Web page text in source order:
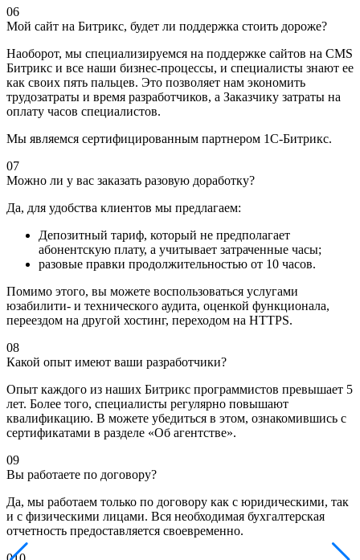
06
Мой сайт на Битрикс, будет ли поддержка стоить дороже?
Наоборот, мы специализируемся на поддержке сайтов на CMS
Битрикс и все наши бизнес-процессы, и специалисты знают ее
как своих пять пальцев. Это позволяет нам экономить
трудозатраты и время разработчиков, а Заказчику затраты на
оплату часов специалистов.
Мы являемся сертифицированным партнером 1С-Битрикс.
07
Можно ли у вас заказать разовую доработку?
Да, для удобства клиентов мы предлагаем:
Депозитный тариф, который не предполагает
абонентскую плату, а учитывает затраченные часы;
разовые правки продолжительностью от 10 часов.
Помимо этого, вы можете воспользоваться услугами
юзабилити- и технического аудита, оценкой функционала,
переездом на другой хостинг, переходом на HTTPS.
08
Какой опыт имеют ваши разработчики?
Опыт каждого из наших Битрикс программистов превышает 5
лет. Более того, специалисты регулярно повышают
квалификацию. В можете убедиться в этом, ознакомившись с
сертификатами в разделе «Об агентстве».
09
Вы работаете по договору?
Да, мы работаем только по договору как с юридическими, так
и с физическими лицами. Вся необходимая бухгалтерская
отчетность предоставляется своевременно.